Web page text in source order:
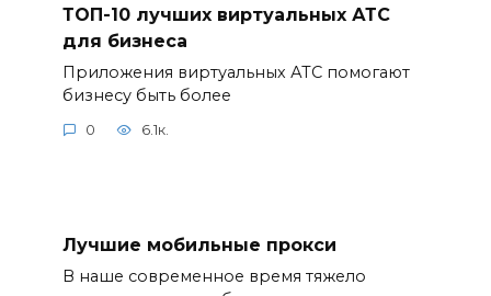
ТОП-10 лучших виртуальных АТС
для бизнеса
Приложения виртуальных АТС помогают
бизнесу быть более
0 6.1к.
Лучшие мобильные прокси
В наше современное время тяжело